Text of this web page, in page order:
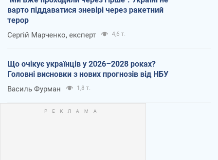
варто піддаватися зневірі через ракетний
терор
Сергій Марченко, експерт 4,6 т.
Що очікує українців у 2026–2028 роках?
Головні висновки з нових прогнозів від НБУ
Василь Фурман 1,8 т.